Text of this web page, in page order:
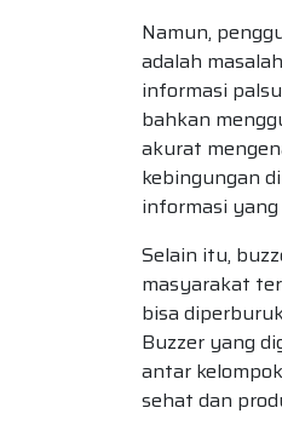
Namun,
adalah
informasi
bahkan
akurat
kebingungan
informasi
Selain itu,
masyarakat
bisa
Buzzer yang
antar
sehat dan